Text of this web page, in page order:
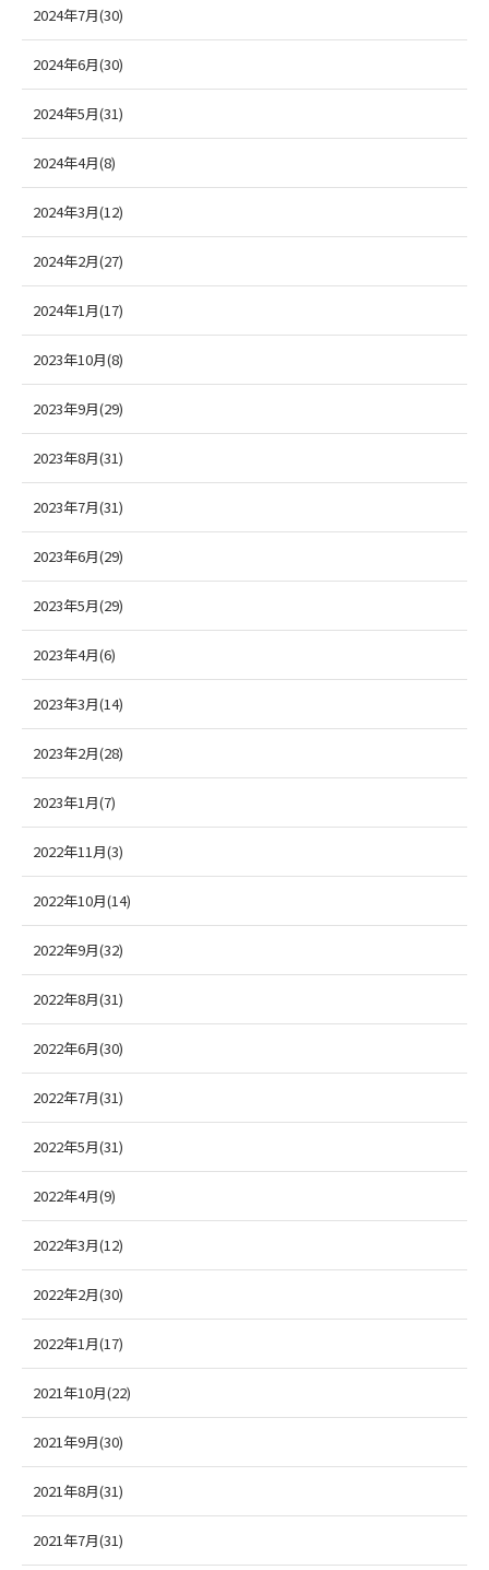
2024年7月(30)
2024年6月(30)
2024年5月(31)
2024年4月(8)
2024年3月(12)
2024年2月(27)
2024年1月(17)
2023年10月(8)
2023年9月(29)
2023年8月(31)
2023年7月(31)
2023年6月(29)
2023年5月(29)
2023年4月(6)
2023年3月(14)
2023年2月(28)
2023年1月(7)
2022年11月(3)
2022年10月(14)
2022年9月(32)
2022年8月(31)
2022年6月(30)
2022年7月(31)
2022年5月(31)
2022年4月(9)
2022年3月(12)
2022年2月(30)
2022年1月(17)
2021年10月(22)
2021年9月(30)
2021年8月(31)
2021年7月(31)